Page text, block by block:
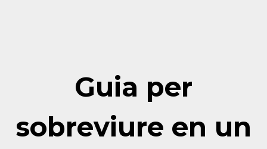
Guia per
sobreviure en un